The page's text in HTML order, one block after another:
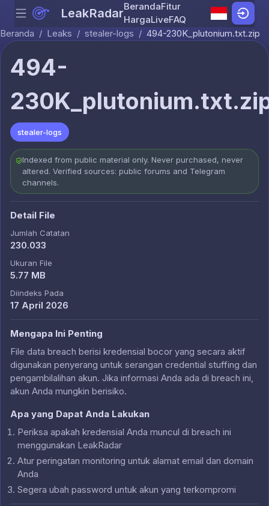
Skip to content
Menu LeakRadarBerandaFitur
HargaLiveFAQ
Beranda / Leaks / stealer-logs / 494-230K_plutonium.txt.zip
494-
stealer-logs
Indexed from public material only. Never purchased, never
altered. Verified sources: public forums and Telegram
channels.
Detail File
Jumlah Catatan
230.033
Ukuran File
5.77 MB
Diindeks Pada
17 April 2026
Mengapa Ini Penting
File data breach berisi kredensial bocor yang secara aktif
digunakan penyerang untuk serangan credential stuffing dan
pengambilalihan akun. Jika informasi Anda ada di breach ini,
akun Anda mungkin berisiko.
Apa yang Dapat Anda Lakukan
Periksa apakah kredensial Anda muncul di breach ini
menggunakan LeakRadar
Atur peringatan monitoring untuk alamat email dan domain
Anda
Segera ubah password untuk akun yang terkompromi